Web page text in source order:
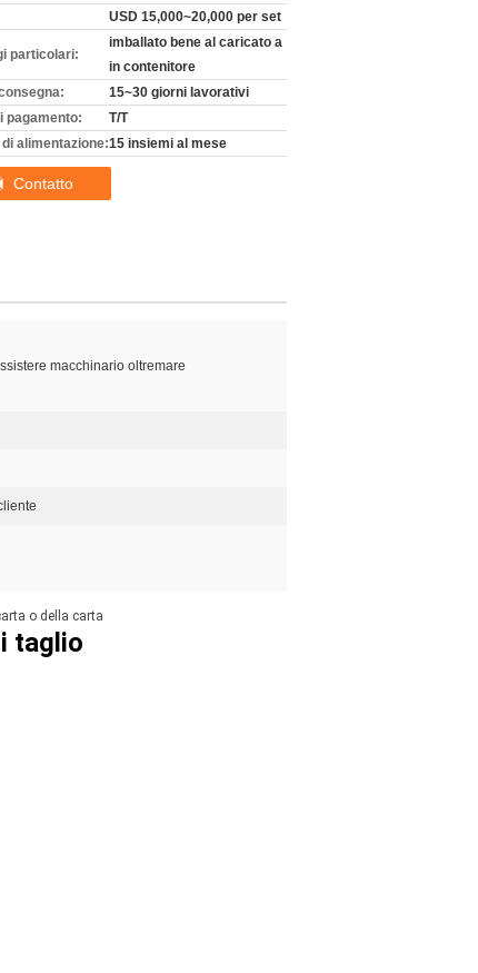
USD 15,000~20,000 per set
particolari:
imballato bene al caricato a
in contenitore
15~30 giorni lavorativi
pagamento:
T/T
alimentazione:15 insiemi al mese
Contatto
macchinario oltremare
o della carta
taglio